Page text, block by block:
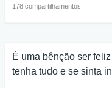
178 compartilhamentos
É uma bênção ser
tenha tudo e se sinta